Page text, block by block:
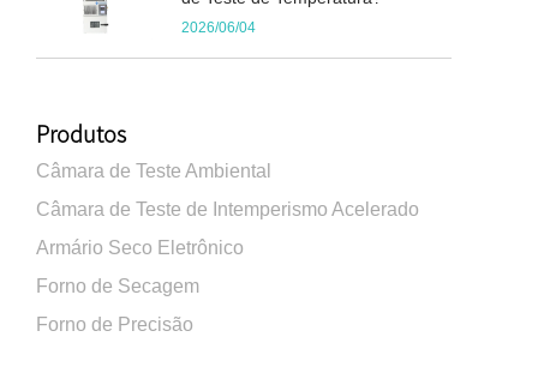
2026/06/04
Produtos
Câmara de Teste Ambiental
Câmara de Teste de Intemperismo Acelerado
Armário Seco Eletrônico
Forno de Secagem
Forno de Precisão